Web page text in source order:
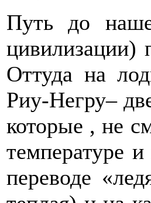
Путь до
цивилизации)
Оттуда на
Риу-Негру–
которые , не
температуре
переводе